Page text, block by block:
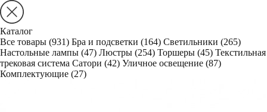
Каталог
Все товары (931) Бра и подсветки (164) Светильники (265)
Настольные лампы (47) Люстры (254) Торшеры (45) Текстильная
трековая система Сатори (42) Уличное освещение (87)
Комплектующие (27)